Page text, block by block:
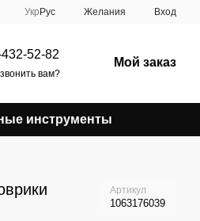
Укр Рус Желания Вход
52-82
вам?
Мой заказ
инструменты
Артикул
1063176039